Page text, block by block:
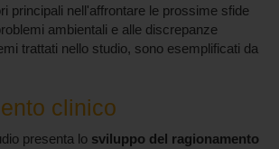
principali nell'affrontare le prossime sfide
ambientali e alle discrepanze
trattati nello studio, sono esemplificati da
clinico
presenta lo sviluppo del ragionamento